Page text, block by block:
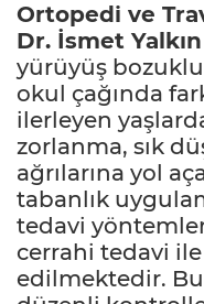
Ortopedi ve
Dr. İsmet
yürüyüş
okul çağında
ilerleyen
zorlanma, sık
ağrılarına yol
tabanlık
tedavi
cerrahi tedavi ile
edilmektedir.